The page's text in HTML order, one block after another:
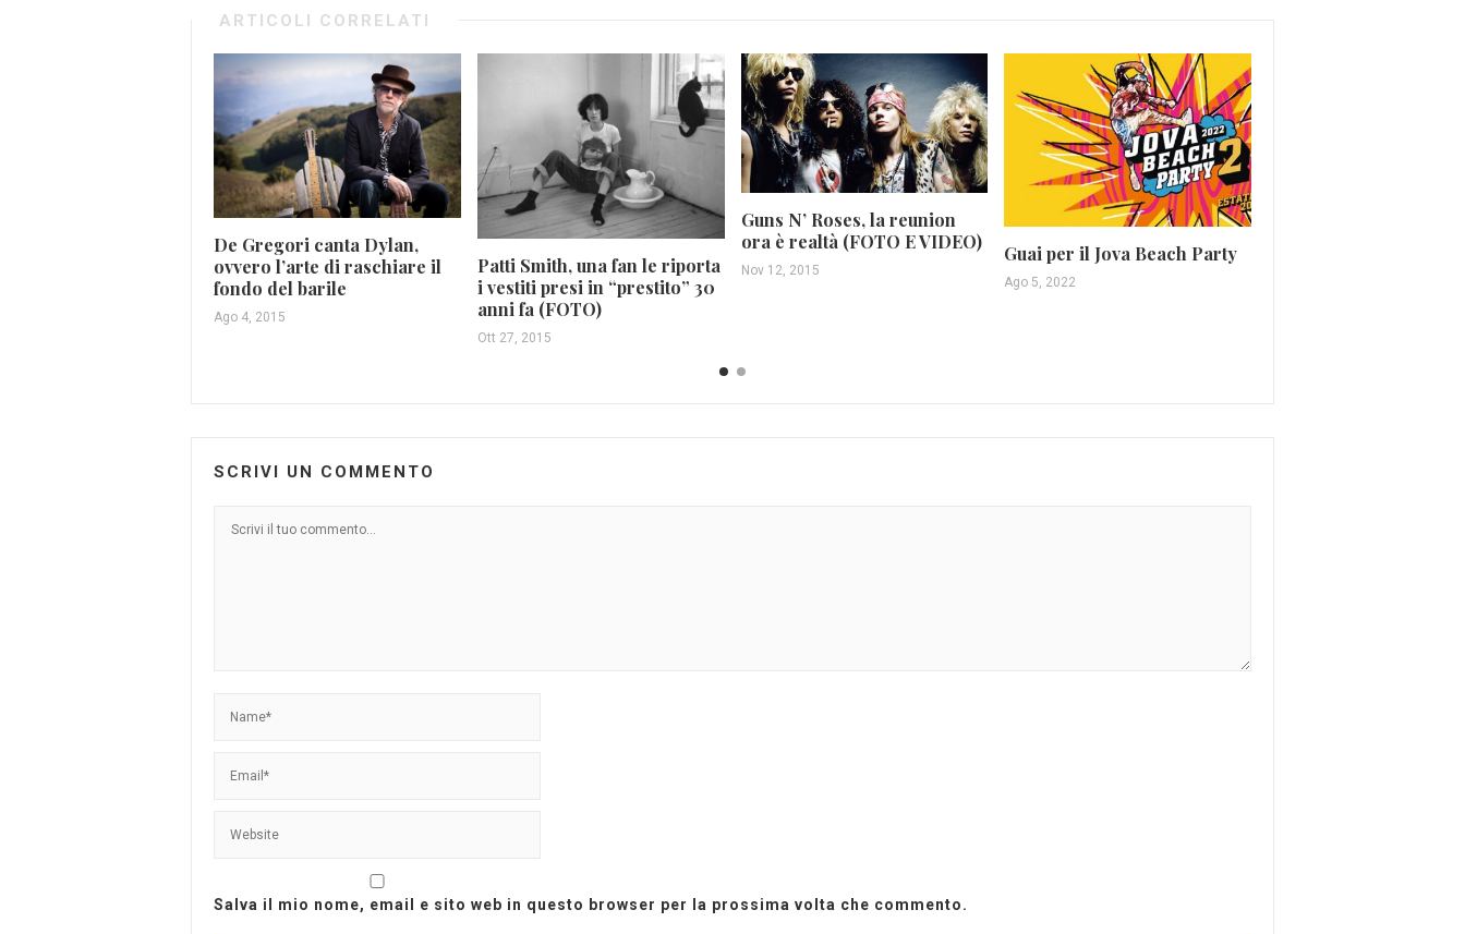
ARTICOLI CORRELATI
De Gregori canta Dylan,
ovvero l’arte di raschiare il
fondo del barile
Ago 4, 2015
Patti Smith, una fan le riporta
i vestiti presi in “prestito” 30
anni fa (FOTO)
Ott 27, 2015
Guns N’ Roses, la reunion
ora è realtà (FOTO E VIDEO)
Nov 12, 2015
Guai per il Jova Beach Party
Ago 5, 2022
SCRIVI UN COMMENTO
Salva il mio nome, email e sito web in questo browser per la prossima volta che commento.